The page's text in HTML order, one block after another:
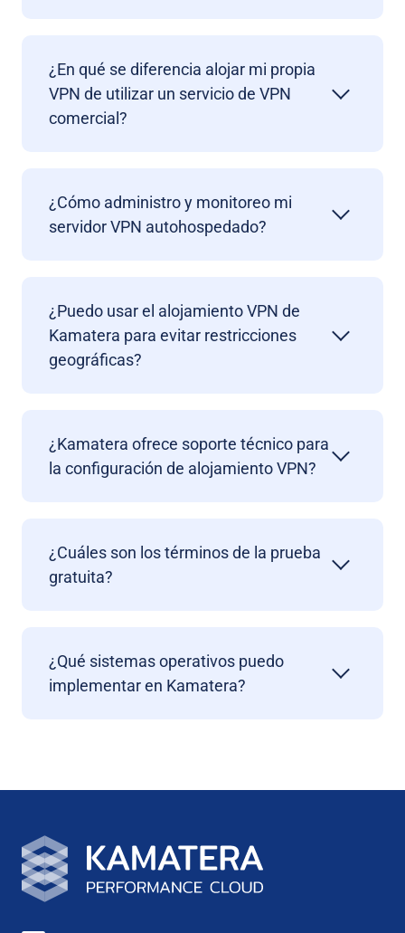
¿En qué se diferencia alojar mi propia
VPN de utilizar un servicio de VPN
comercial?
¿Cómo administro y monitoreo mi
servidor VPN autohospedado?
¿Puedo usar el alojamiento VPN de
Kamatera para evitar restricciones
geográficas?
¿Kamatera ofrece soporte técnico para
la configuración de alojamiento VPN?
¿Cuáles son los términos de la prueba
gratuita?
¿Qué sistemas operativos puedo
implementar en Kamatera?